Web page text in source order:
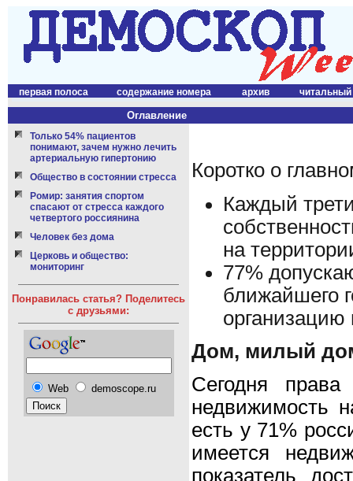
первая полоса содержание номера архив читальный
Оглавление
Только 54% пациентов
понимают, зачем нужно лечить
артериальную гипертонию
Общество в состоянии стресса
Ромир: занятия спортом
спасают от стресса каждого
четвертого россиянина
Человек без дома
Церковь и общество:
мониторинг
Понравилась статья? Поделитесь
с друзьями:
Web demoscope.ru
Коротко о
Каждый
на
77%
ближайшего
Дом, милый
Сегодня
недвижимость
есть у 71%
имеется
показатель